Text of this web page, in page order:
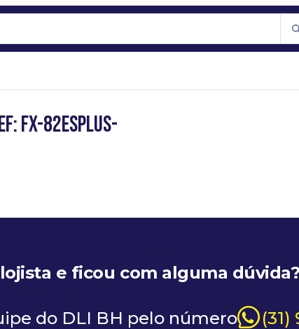
FX-82ESPLUS-
lojista e ficou com alguma
do DLI BH pelo número (31)